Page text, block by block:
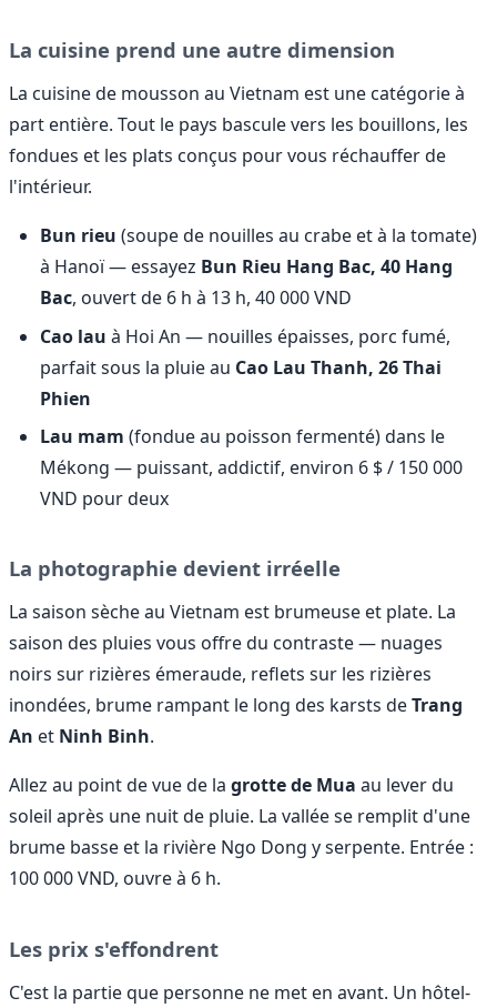
La cuisine prend une autre dimension
La cuisine de mousson au Vietnam est une catégorie à
part entière. Tout le pays bascule vers les bouillons, les
fondues et les plats conçus pour vous réchauffer de
l'intérieur.
Bun rieu (soupe de nouilles au crabe et à la tomate)
à Hanoï — essayez Bun Rieu Hang Bac, 40 Hang
Bac, ouvert de 6 h à 13 h, 40 000 VND
Cao lau à Hoi An — nouilles épaisses, porc fumé,
parfait sous la pluie au Cao Lau Thanh, 26 Thai
Phien
Lau mam (fondue au poisson fermenté) dans le
Mékong — puissant, addictif, environ 6 $ / 150 000
VND pour deux
La photographie devient irréelle
La saison sèche au Vietnam est brumeuse et plate. La
saison des pluies vous offre du contraste — nuages
noirs sur rizières émeraude, reflets sur les rizières
inondées, brume rampant le long des karsts deTrang
An et Ninh Binh.
Allez au point de vue de la grotte de Mua au lever du
soleil après une nuit de pluie. La vallée se remplit d'une
brume basse et la rivière Ngo Dong y serpente. Entrée :
100 000 VND, ouvre à 6 h.
Les prix s'effondrent
C'est la partie que personne ne met en avant. Un hôtel-